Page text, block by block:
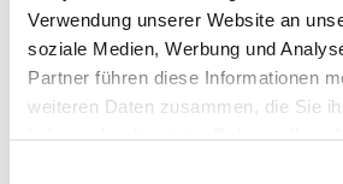
Verwendung unserer Website an
soziale Medien, Werbung und
Partner führen diese Informationen
weiteren Daten zusammen, die Sie
Dies könnte